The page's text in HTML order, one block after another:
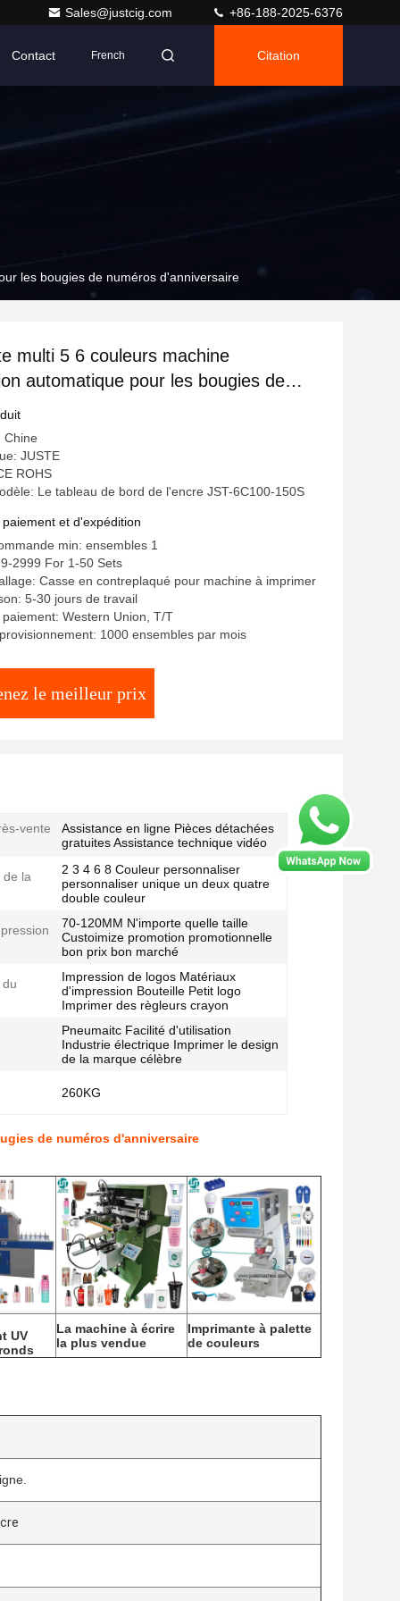
Sales@justcig.com +86-188-2025-6376
Contact French Citation
les bougies de numéros d'anniversaire
multi 5 6 couleurs machine
automatique pour les bougies de
Chine
JUSTE
ROHS
Le tableau de bord de l'encre JST-6C100-150S
et d'expédition
min: ensembles 1
2999 For 1-50 Sets
Casse en contreplaqué pour machine à imprimer
5-30 jours de travail
Western Union, T/T
1000 ensembles par mois
le meilleur prix
vente
Assistance en ligne Pièces détachées
gratuites Assistance technique vidéo
de la
2 3 4 6 8 Couleur personnaliser
personnaliser unique un deux quatre
double couleur
70-120MM N'importe quelle taille
Custoimize promotion promotionnelle
bon prix bon marché
Impression de logos Matériaux
d'impression Bouteille Petit logo
Imprimer des règleurs crayon
Pneumaitc Facilité d'utilisation
Industrie électrique Imprimer le design
de la marque célèbre
260KG
de numéros d'anniversaire
UV
La machine à écrire
la plus vendue
Imprimante à palette
de couleurs